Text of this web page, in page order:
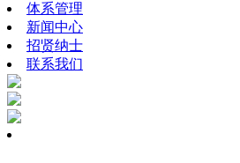
体系管理
新闻中心
招贤纳士
联系我们